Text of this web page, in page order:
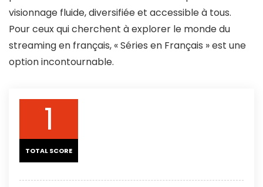
visionnage fluide, diversifiée et accessible à tous.
Pour ceux qui cherchent à explorer le monde du
streaming en français, « Séries en Français » est une
option incontournable.
1
TOTAL SCORE